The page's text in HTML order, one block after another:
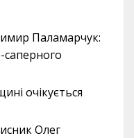
Паламарчук:
очікується
Олег